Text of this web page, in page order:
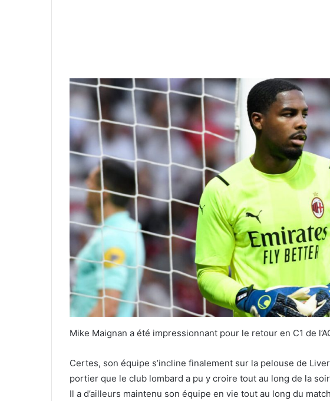
Mike Maignan a été impressionnant pour le retour en C1 de
Certes, son équipe s’incline finalement sur la pelouse de
portier que le club lombard a pu y croire tout au long de la
Il a d’ailleurs maintenu son équipe en vie tout au long du